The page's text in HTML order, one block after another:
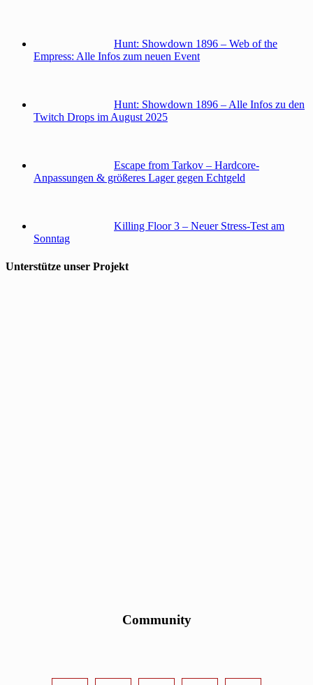
Hunt: Showdown 1896 – Web of the
Empress: Alle Infos zum neuen Event
Hunt: Showdown 1896 – Alle Infos zu den
Twitch Drops im August 2025
Escape from Tarkov – Hardcore-
Anpassungen & größeres Lager gegen Echtgeld
Killing Floor 3 – Neuer Stress-Test am
Sonntag
Unterstütze unser Projekt
Community